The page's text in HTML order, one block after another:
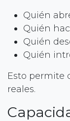
Quién
Quién
Quién
Quién
Esto permite
reales.